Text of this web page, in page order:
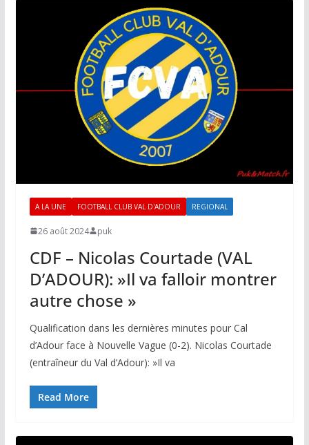
A LA UNE FOOTBALL CLUB VAL D'ADOUR REGIONAL
26 août 2024 puk
CDF – Nicolas Courtade (VAL
D’ADOUR): »Il va falloir montrer
autre chose »
Qualification dans les dernières minutes pour Cal
d’Adour face à Nouvelle Vague (0-2). Nicolas Courtade
(entraîneur du Val d’Adour): »Il va
Read More